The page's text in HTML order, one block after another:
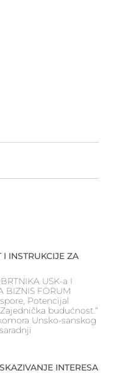
I INSTRUKCIJE ZA
USK-a I
BIZNIS FORUM
Potencijal
budućnost.“
Unsko-sanskog
INTERESA